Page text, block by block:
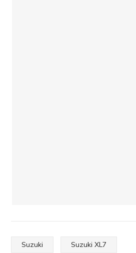
Suzuki Suzuki XL7